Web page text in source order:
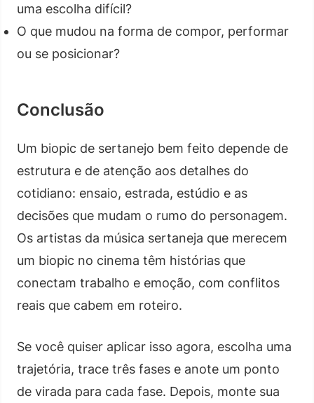
uma escolha difícil?
O que mudou na forma de compor, performar
ou se posicionar?
Conclusão
Um biopic de sertanejo bem feito depende de
estrutura e de atenção aos detalhes do
cotidiano: ensaio, estrada, estúdio e as
decisões que mudam o rumo do personagem.
Os artistas da música sertaneja que merecem
um biopic no cinema têm histórias que
conectam trabalho e emoção, com conflitos
reais que cabem em roteiro.
Se você quiser aplicar isso agora, escolha uma
trajetória, trace três fases e anote um ponto
de virada para cada fase. Depois, monte sua